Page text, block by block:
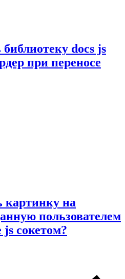
docs js
при переносе
картинку на
пользователем
js сокетом?